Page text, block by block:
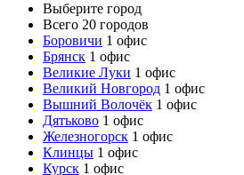
Выберите город
Всего 20 городов
Боровичи 1 офис
Брянск 1 офис
Великие Луки 1 офис
Великий Новгород 1 офис
Вышний Волочёк 1 офис
Дятьково 1 офис
Железногорск 1 офис
Клинцы 1 офис
Курск 1 офис